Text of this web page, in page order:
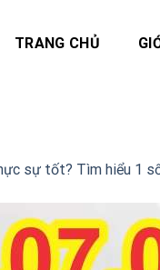
TRANG CHỦ
sự tốt? Tìm hiểu 1